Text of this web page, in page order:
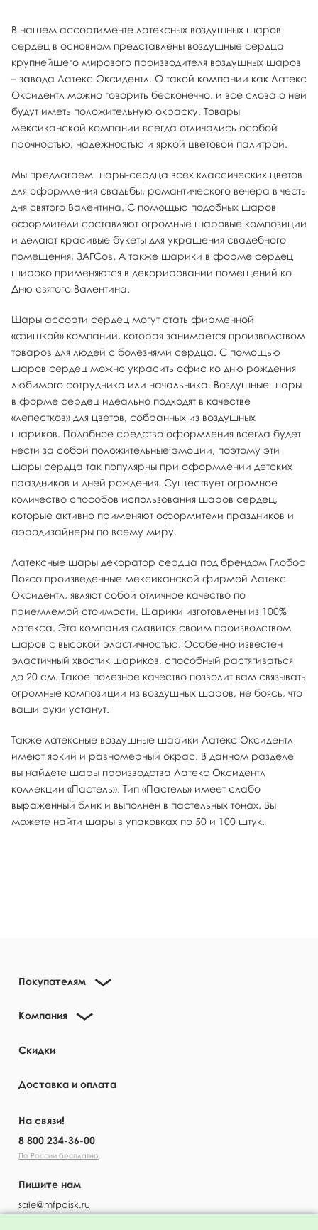
В нашем ассортименте латексных воздушных шаров
сердец в основном представлены воздушные сердца
крупнейшего мирового производителя воздушных шаров
– завода Латекс Оксидентл. О такой компании как Латекс
Оксидентл можно говорить бесконечно, и все слова о ней
будут иметь положительную окраску. Товары
мексиканской компании всегда отличались особой
прочностью, надежностью и яркой цветовой палитрой.
Мы предлагаем шары-сердца всех классических цветов
для оформления свадьбы, романтического вечера в честь
дня святого Валентина. С помощью подобных шаров
оформители составляют огромные шаровые композиции
и делают красивые букеты для украшения свадебного
помещения, ЗАГСов. А также шарики в форме сердец
широко применяются в декорировании помещений ко
Дню святого Валентина.
Шары ассорти сердец могут стать фирменной
«фишкой» компании, которая занимается производством
товаров для людей с болезнями сердца. С помощью
шаров сердец можно украсить офис ко дню рождения
любимого сотрудника или начальника. Воздушные шары
в форме сердец идеально подходят в качестве
«лепестков» для цветов, собранных из воздушных
шариков. Подобное средство оформления всегда будет
нести за собой положительные эмоции, поэтому эти
шары сердца так популярны при оформлении детских
праздников и дней рождения. Существует огромное
количество способов использования шаров сердец,
которые активно применяют оформители праздников и
аэродизайнеры по всему миру.
Латексные шары декоратор сердца под брендом Глобос
Поясо произведенные мексиканской фирмой Латекс
Оксидентл, являют собой отличное качество по
приемлемой стоимости. Шарики изготовлены из 100%
латекса. Эта компания славится своим производством
шаров с высокой эластичностью. Особенно известен
эластичный хвостик шариков, способный растягиваться
до 20 см. Такое полезное качество позволит вам связывать
огромные композиции из воздушных шаров, не боясь, что
ваши руки устанут.
Также латексные воздушные шарики Латекс Оксидентл
имеют яркий и равномерный окрас. В данном разделе
вы найдете шары производства Латекс Оксидентл
коллекции «Пастель». Тип «Пастель» имеет слабо
выраженный блик и выполнен в пастельных тонах. Вы
можете найти шары в упаковках по 50 и 100 штук.
Покупателям
Компания
Скидки
Доставка и оплата
На связи!
8 800 234-36-00
По России бесплатно
Пишите нам
sale@mfpoisk.ru